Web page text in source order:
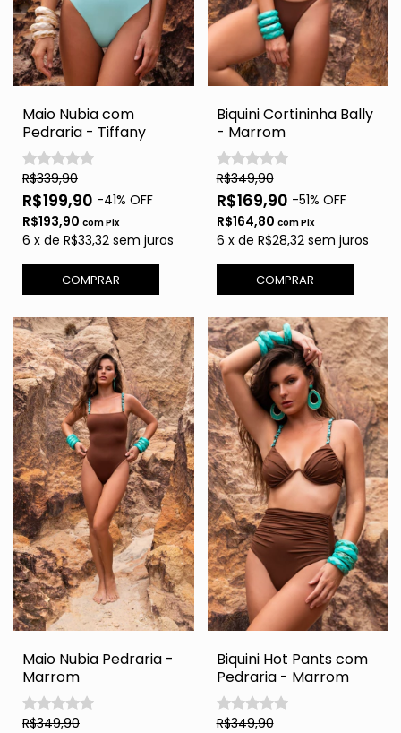
Maio Nubia com
Pedraria - Tiffany
R$339,90
R$199,90 -41% OFF
R$193,90 comPix
6 x de R$33,32 sem juros
COMPRAR
Biquini Cortininha Bally
- Marrom
R$349,90
R$169,90 -51% OFF
R$164,80 comPix
6 x de R$28,32 sem juros
COMPRAR
Maio Nubia Pedraria -
Marrom
R$349,90
Biquini Hot Pants com
Pedraria - Marrom
R$349,90